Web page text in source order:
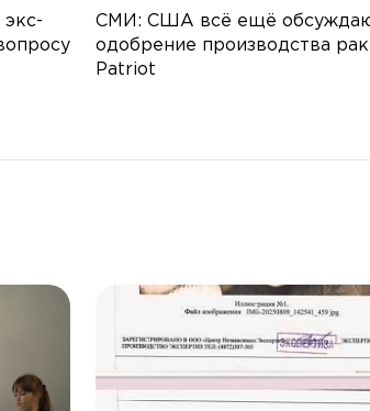
экс-
СМИ: США всё ещё
одобрение производства
Patriot